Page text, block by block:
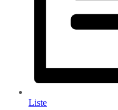
Liste